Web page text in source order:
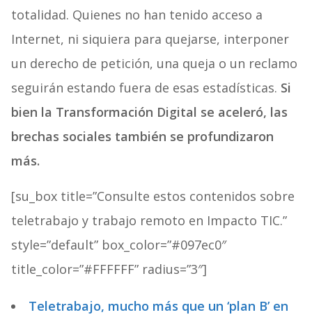
totalidad. Quienes no han tenido acceso a
Internet, ni siquiera para quejarse, interponer
un derecho de petición, una queja o un reclamo
seguirán estando fuera de esas estadísticas. Si
bien la Transformación Digital se aceleró, las
brechas sociales también se profundizaron
más.
[su_box title=”Consulte estos contenidos sobre
teletrabajo y trabajo remoto en Impacto TIC.”
style=”default” box_color=”#097ec0″
title_color=”#FFFFFF” radius=”3″]
Teletrabajo, mucho más que un ‘plan B’ en